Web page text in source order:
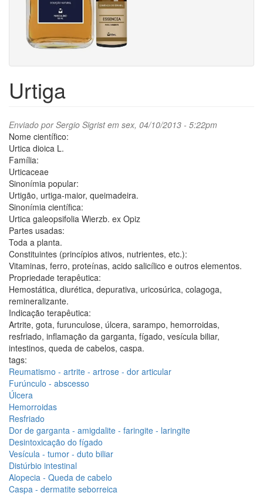
Urtiga
Enviado porSergio Sigristem sex, 04/10/2013 - 5:22pm
Nome científico:
Urtica dioica L.
Família:
Urticaceae
Sinonímia popular:
Urtigão, urtiga-maior, queimadeira.
Sinonímia científica:
Urtica galeopsifolia Wierzb. ex Opiz
Partes usadas:
Toda a planta.
Constituintes (princípios ativos, nutrientes, etc.):
Vitaminas, ferro, proteínas, acido salicílico e outros elementos.
Propriedade terapêutica:
Hemostática, diurética, depurativa, uricosúrica, colagoga,
remineralizante.
Indicação terapêutica:
Artrite, gota, furunculose, úlcera, sarampo, hemorroidas,
resfriado, inflamação da garganta, fígado, vesícula biliar,
intestinos, queda de cabelos, caspa.
tags:
Reumatismo - artrite - artrose - dor articular
Furúnculo - abscesso
Úlcera
Hemorroidas
Resfriado
Dor de garganta - amigdalite - faringite - laringite
Desintoxicação do fígado
Vesícula - tumor - duto biliar
Distúrbio intestinal
Alopecia - Queda de cabelo
Caspa - dermatite seborreica